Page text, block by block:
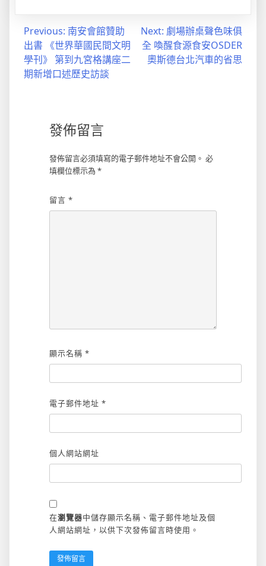
Previous: 南安會館贊助
出書 《世界華國民間文明
學刊》 第到九宮格講座二
期新增口述歷史訪談
Next: 劇場辦桌聲色味俱
全 喚醒食源食安OSDER
奧斯德台北汽車的省思
發佈留言
發佈留言必須填寫的電子郵件地址不會公開。 必
填欄位標示為 *
留言 *
顯示名稱 *
電子郵件地址 *
個人網站網址
在瀏覽器中儲存顯示名稱、電子郵件地址及個
人網站網址，以供下次發佈留言時使用。